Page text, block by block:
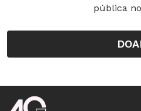
pública
Rodapé da Nova Escola